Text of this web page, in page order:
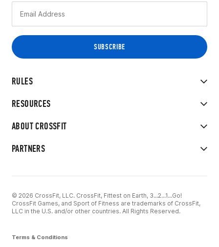
RULES
RESOURCES
ABOUT CROSSFIT
PARTNERS
© 2026 CrossFit, LLC. CrossFit, Fittest on Earth, 3...2...1...Go!
CrossFit Games, and Sport of Fitness are trademarks of CrossFit,
LLC in the U.S. and/or other countries. All Rights Reserved.
Terms & Conditions